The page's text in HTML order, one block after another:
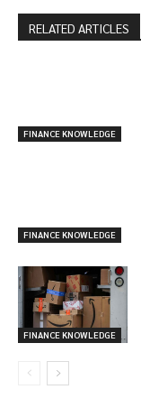
RELATED ARTICLES
FINANCE KNOWLEDGE
FINANCE KNOWLEDGE
FINANCE KNOWLEDGE